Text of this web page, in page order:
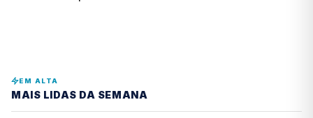
EM ALTA
MAIS LIDAS DA SEMANA